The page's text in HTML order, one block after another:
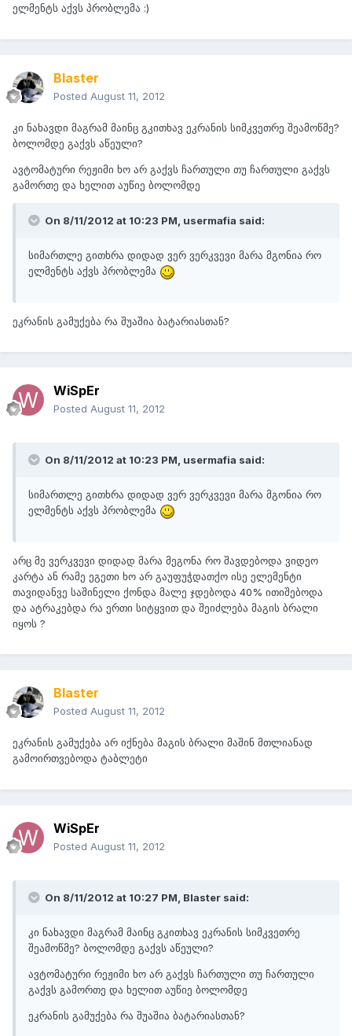
ელმენტს აქვს პრობლემა :)
Blaster
Posted August 11, 2012
კი ნახავდი მაგრამ მაინც გკითხავ ეკრანის სიმკვეთრე შეამოწმე?
ბოლომდე გაქვს აწეული?
ავტომატური რეჟიმი ხო არ გაქვს ჩართული თუ ჩართული გაქვს
გამორთე და ხელით აუწიე ბოლომდე
On 8/11/2012 at 10:23 PM, usermafia said:
სიმართლე გითხრა დიდად ვერ ვერკვევი მარა მგონია რო
ელმენტს აქვს პრობლემა
ეკრანის გამუქება რა შუაშია ბატარიასთან?
WiSpEr
Posted August 11, 2012
On 8/11/2012 at 10:23 PM, usermafia said:
სიმართლე გითხრა დიდად ვერ ვერკვევი მარა მგონია რო
ელმენტს აქვს პრობლემა
არც მე ვერკვევი დიდად მარა მეგონა რო შავდებოდა ვიდეო
კარტა ან რამე ეგეთი ხო არ გაუფუჭდათქო ისე ელემენტი
თავიდანვე საშინელი ქონდა მალე ჯდებოდა 40% ითიშებოდა
და ატრაკებდა რა ერთი სიტყვით და შეიძლება მაგის ბრალი
იყოს ?
Blaster
Posted August 11, 2012
ეკრანის გამუქება არ იქნება მაგის ბრალი მაშინ მთლიანად
გამოირთვებოდა ტაბლეტი
WiSpEr
Posted August 11, 2012
On 8/11/2012 at 10:27 PM, Blaster said:
კი ნახავდი მაგრამ მაინც გკითხავ ეკრანის სიმკვეთრე
შეამოწმე? ბოლომდე გაქვს აწეული?
ავტომატური რეჟიმი ხო არ გაქვს ჩართული თუ ჩართული
გაქვს გამორთე და ხელით აუწიე ბოლომდე
ეკრანის გამუქება რა შუაშია ბატარიასთან?